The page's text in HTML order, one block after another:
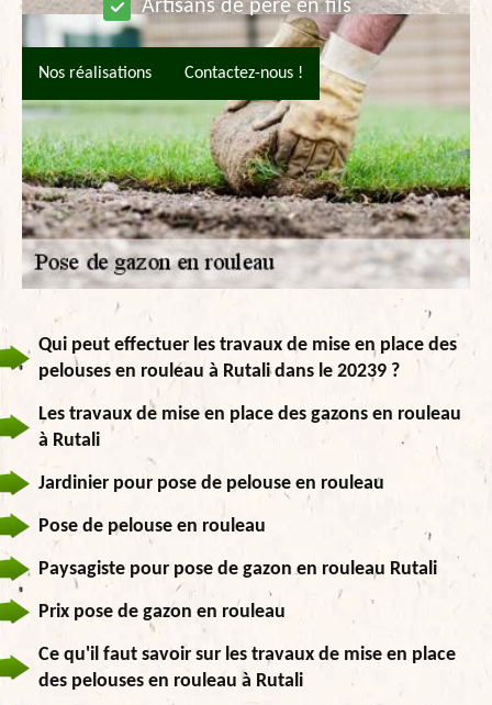
Artisans de père en fils
Nos réalisations Contactez-nous !
Qui peut effectuer les travaux de mise en place des
pelouses en rouleau à Rutali dans le 20239 ?
Les travaux de mise en place des gazons en rouleau
à Rutali
Jardinier pour pose de pelouse en rouleau
Pose de pelouse en rouleau
Paysagiste pour pose de gazon en rouleau Rutali
Prix pose de gazon en rouleau
Ce qu'il faut savoir sur les travaux de mise en place
des pelouses en rouleau à Rutali